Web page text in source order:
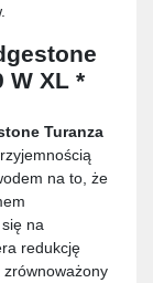
W XL *
Turanza
na to, że
na
redukcję